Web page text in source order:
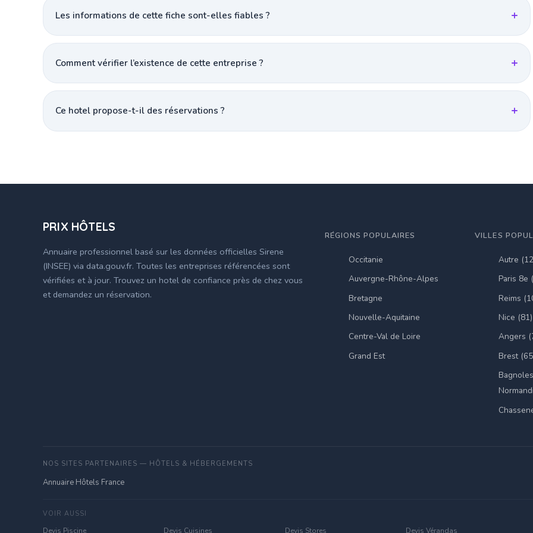
Les informations de cette fiche sont-elles fiables ?
Comment vérifier l’existence de cette entreprise ?
Ce hotel propose-t-il des réservations ?
PRIX HÔTELS
Annuaire professionnel basé sur les données officielles Sirene
(INSEE) via data.gouv.fr. Toutes les entreprises référencées sont
vérifiées et à jour. Trouvez un hotel de confiance près de chez vous
et demandez un réservation.
RÉGIONS POPULAIRES
Occitanie
Auvergne-Rhône-Alpes
Bretagne
Nouvelle-Aquitaine
Centre-Val de Loire
Grand Est
VILLES
Autre
Paris 8e
Reims
Nice (81)
Angers
Brest
NOS SITES PARTENAIRES — HÔTELS & HÉBERGEMENTS
Annuaire Hôtels France
VOIR AUSSI
Devis Piscine Devis Cuisines Devis Stores Devis Vérandas